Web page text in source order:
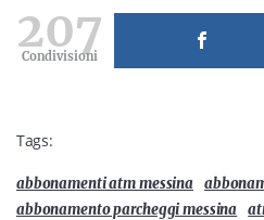
207
Condivisioni
Tags:
abbonamenti atm messina
abbonamento parcheggi messina